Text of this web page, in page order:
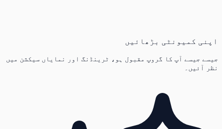
اپنی کمیونٹی بڑھائیں
جیسے جیسے آپ کا گروپ مقبول ہو، ٹرینڈنگ اور نمایاں سیکشن میں
نظر آئیں۔